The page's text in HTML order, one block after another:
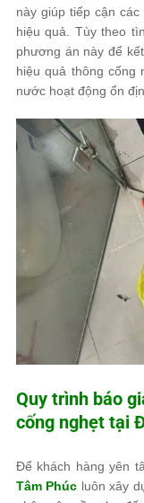
này giúp tiếp cận
hiệu quả. Tùy theo
phương án này để
hiệu quả thông cống
nước hoạt động ổn
Quy trình báo
cống nghẹt tại
Để khách hàng yên
Tâm Phúc luôn xây